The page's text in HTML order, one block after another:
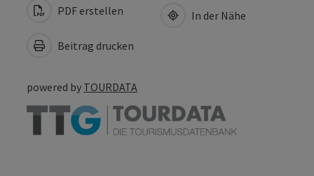
PDF erstellen
Beitrag drucken
In der Nähe
powered by TOURDATA